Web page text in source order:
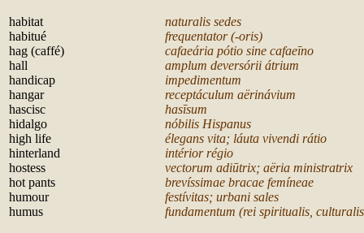
habitat
naturalis sedes
habitué
frequentator (-oris)
hag (caffé)
cafaeária pótio sine cafaeīno
hall
amplum deversórii átrium
handicap
impedimentum
hangar
receptáculum aërinávium
hascisc
hasīsum
hidalgo
nóbilis Hispanus
high life
élegans vita; láuta vivendi rátio
hinterland
intérior régio
hostess
vectorum adiūtrix; aëria ministratrix
hot pants
brevíssimae bracae femíneae
humour
festívitas; urbani sales
humus
fundamentum (rei spiritualis,